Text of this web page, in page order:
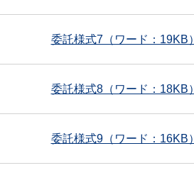
委託様式7（ワード：19KB）
委託様式8（ワード：18KB）
委託様式9（ワード：16KB）